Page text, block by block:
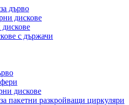
дърво
дискове
с държачи
дискове
пакетни разкройващи циркуляри